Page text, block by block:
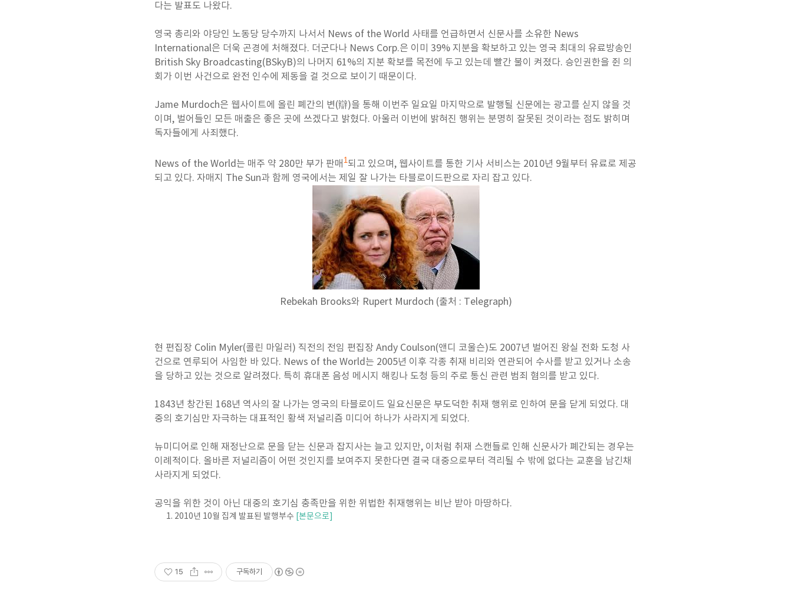
다는 발표도 나왔다.
영국 총리와 야당인 노동당 당수까지 나서서 News of the World 사태를 언급하면서 신문사를 소유한 News
International은 더욱 곤경에 처해졌다. 더군다나 News Corp.은 이미 39% 지분을 확보하고 있는 영국 최대의 유료방송인
British Sky Broadcasting(BSkyB)의 나머지 61%의 지분 확보를 목전에 두고 있는데 빨간 불이 켜졌다. 승인권한을 쥔 의
회가 이번 사건으로 완전 인수에 제동을 걸 것으로 보이기 때문이다.
Jame Murdoch은 웹사이트에 올린 폐간의 변(辯)을 통해 이번주 일요일 마지막으로 발행될 신문에는 광고를 싣지 않을 것
이며, 벌어들인 모든 매출은 좋은 곳에 쓰겠다고 밝혔다. 아울러 이번에 밝혀진 행위는 분명히 잘못된 것이라는 점도 밝히며
독자들에게 사죄했다.
News of the World는 매주 약 280만 부가 판매 1되고 있으며, 웹사이트를 통한 기사 서비스는 2010년 9월부터 유료로 제공
되고 있다. 자매지 The Sun과 함께 영국에서는 제일 잘 나가는 타블로이드판으로 자리 잡고 있다.
Rebekah Brooks와 Rupert Murdoch (출처 : Telegraph)
현 편집장 Colin Myler(콜린 마일러) 직전의 전임 편집장 Andy Coulson(앤디 코울슨)도 2007년 벌어진 왕실 전화 도청 사
건으로 연루되어 사임한 바 있다. News of the World는 2005년 이후 각종 취재 비리와 연관되어 수사를 받고 있거나 소송
을 당하고 있는 것으로 알려졌다. 특히 휴대폰 음성 메시지 해킹나 도청 등의 주로 통신 관련 범죄 혐의를 받고 있다.
1843년 창간된 168년 역사의 잘 나가는 영국의 타블로이드 일요신문은 부도덕한 취재 행위로 인하여 문을 닫게 되었다. 대
중의 호기심만 자극하는 대표적인 황색 저널리즘 미디어 하나가 사라지게 되었다.
뉴미디어로 인해 재정난으로 문을 닫는 신문과 잡지사는 늘고 있지만, 이처럼 취재 스캔들로 인해 신문사가 폐간되는 경우는
이례적이다. 올바른 저널리즘이 어떤 것인지를 보여주지 못한다면 결국 대중으로부터 격리될 수 밖에 없다는 교훈을 남긴채
사라지게 되었다.
공익을 위한 것이 아닌 대중의 호기심 충족만을 위한 위법한 취재행위는 비난 받아 마땅하다.
2010년 10월 집계 발표된 발행부수 [본문으로]
15 구독하기